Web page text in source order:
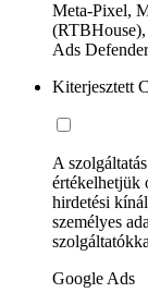
Meta-Pixel,
Ads Defender
Kiterjesztett
A
értékelhetjük
hirdetési
személyes
Google Ads